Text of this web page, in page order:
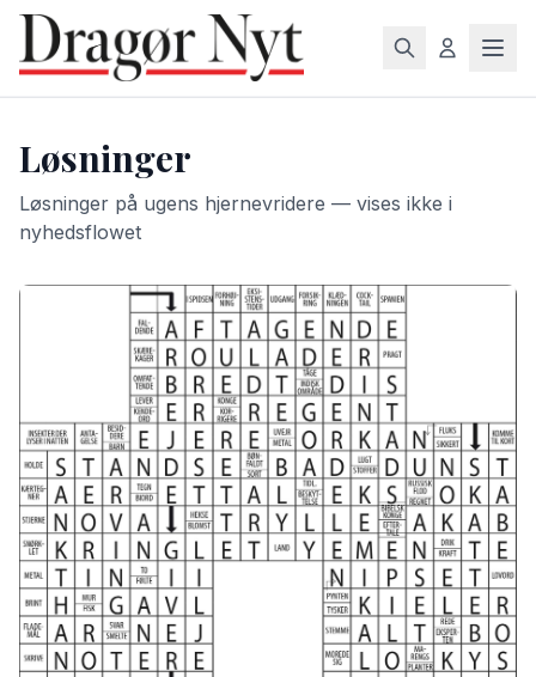
Løsninger
Løsninger på ugens hjernevridere — vises ikke i
nyhedsflowet